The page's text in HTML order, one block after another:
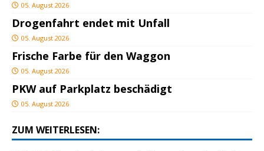
05. August 2026
Drogenfahrt endet mit Unfall
05. August 2026
Frische Farbe für den Waggon
05. August 2026
PKW auf Parkplatz beschädigt
05. August 2026
ZUM WEITERLESEN: